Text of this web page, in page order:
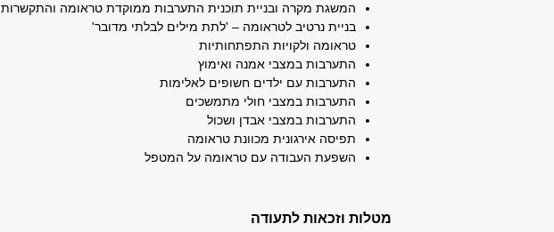
המשגת מקרה ובניית תוכנית התערבות ממוקדת טראומה והתקשרות
בניית נרטיב לטראומה – 'לתת מילים לבלתי מדובר'
טראומה ולקויות התפתחותיות
התערבות במצבי אמנה ואימוץ
התערבות עם ילדים חשופים לאלימות
התערבות במצבי חולי מתמשכים
התערבות במצבי אבדן ושכול
תפיסה אירגונית מכוונת טראומה
השפעת העבודה עם טראומה על המטפל
מטלות ו​זכאות לתעודה